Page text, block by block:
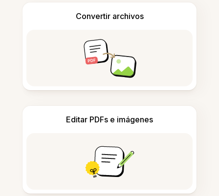
Convertir archivos
Editar PDFs e imágenes